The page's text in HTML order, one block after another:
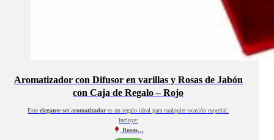
Aromatizador con Difusor en varillas y Rosas de Jabón
con Caja de Regalo – Rojo
Esteelegante set aromatizadores un regalo ideal para cualquier ocasión especial.
Incluye:
Rosas…